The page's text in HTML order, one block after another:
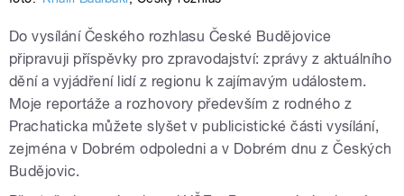
Do vysílání Českého rozhlasu České Budějovice
připravuji příspěvky pro zpravodajství: zprávy z aktuálního
dění a vyjádření lidí z regionu k zajímavým událostem.
Moje reportáže a rozhovory především z rodného z
Prachaticka můžete slyšet v publicistické části vysílání,
zejména v Dobrém odpoledni a v Dobrém dnu z Českých
Budějovic.